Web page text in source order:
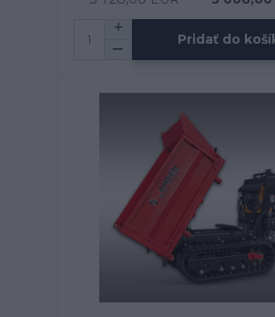
Pridať do